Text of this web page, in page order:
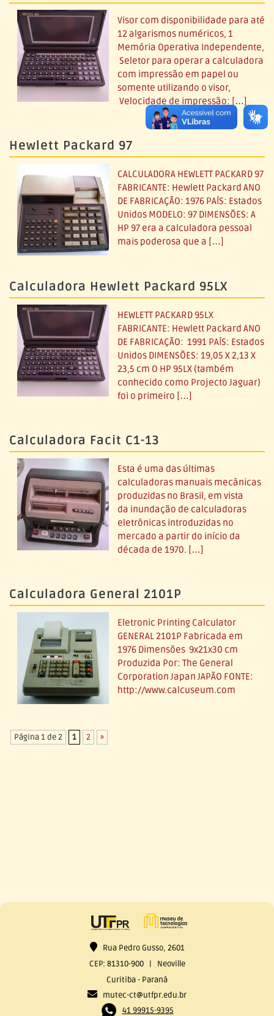
Visor com disponibilidade para até
12 algarismos numéricos, 1
Memória Operativa Independente,
Seletor para operar a calculadora
com impressão em papel ou
somente utilizando o visor,
Velocidade de impressão: […]
Hewlett Packard 97
CALCULADORA HEWLETT PACKARD 97
FABRICANTE: Hewlett Packard ANO
DE FABRICAÇÃO: 1976 PAÍS: Estados
Unidos MODELO: 97 DIMENSÕES: A
HP 97 era a calculadora pessoal
mais poderosa que a […]
Calculadora Hewlett Packard 95LX
HEWLETT PACKARD 95LX
FABRICANTE: Hewlett Packard ANO
DE FABRICAÇÃO: 1991 PAÍS: Estados
Unidos DIMENSÕES: 19,05 X 2,13 X
23,5 cm O HP 95LX (também
conhecido como Projecto Jaguar)
foi o primeiro […]
Calculadora Facit C1-13
Esta é uma das últimas
calculadoras manuais mecânicas
produzidas no Brasil, em vista
da inundação de calculadoras
eletrônicas introduzidas no
mercado a partir do início da
década de 1970. […]
Calculadora General 2101P
Eletronic Printing Calculator
GENERAL 2101P Fabricada em
1976 Dimensões 9x21x30 cm
Produzida Por: The General
Corporation Japan JAPÃO FONTE:
http://www.calcuseum.com
Página 1 de 2 1 2 »
Rua Pedro Gusso, 2601
CEP: 81310-900 | Neoville
Curitiba - Paraná
mutec-ct@utfpr.edu.br
41 99915-9395